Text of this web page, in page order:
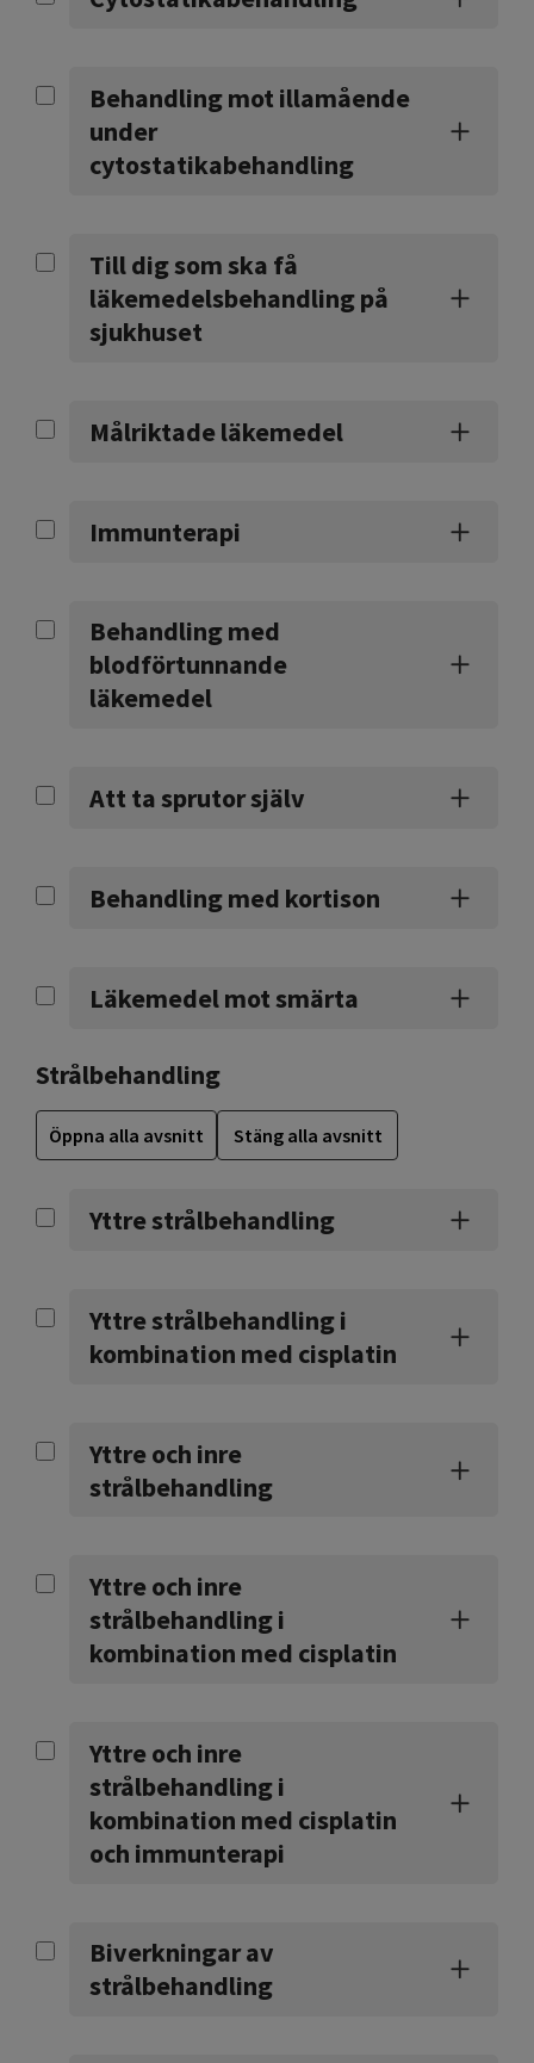
Behandling mot illamående
under
cytostatikabehandling
Till dig som ska få
läkemedelsbehandling på
sjukhuset
Målriktade läkemedel
Immunterapi
Behandling med
blodförtunnande
läkemedel
Att ta sprutor själv
Behandling med kortison
Läkemedel mot smärta
Strålbehandling
Öppna alla avsnitt Stäng alla avsnitt
Yttre strålbehandling
Yttre strålbehandling i
kombination med cisplatin
Yttre och inre
strålbehandling
Yttre och inre
strålbehandling i
kombination med cisplatin
Yttre och inre
strålbehandling i
kombination med cisplatin
och immunterapi
Biverkningar av
strålbehandling